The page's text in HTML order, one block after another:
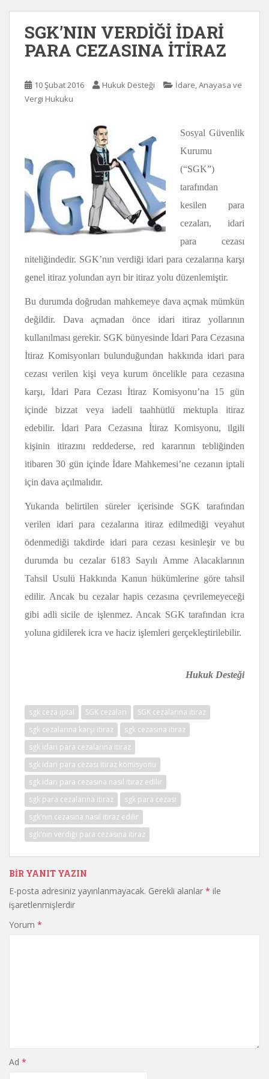
SGK’NIN VERDİĞİ İDARİ
PARA CEZASINA İTİRAZ
10 Şubat 2016 Hukuk Desteği
İdare, Anayasa ve
Vergi Hukuku
Sosyal Güvenlik
Kurumu
(“SGK”)
tarafından
kesilen para
cezaları, idari
para cezası
niteliğindedir. SGK’nın verdiği idari para cezalarına karşı
genel itiraz yolundan ayrı bir itiraz yolu düzenlemiştir.
Bu durumda doğrudan mahkemeye dava açmak mümkün
değildir. Dava açmadan önce idari itiraz yollarının
kullanılması gerekir. SGK bünyesinde İdari Para Cezasına
İtiraz Komisyonları bulunduğundan hakkında idari para
cezası verilen kişi veya kurum öncelikle para cezasına
karşı, İdari Para Cezası İtiraz Komisyonu’na 15 gün
içinde bizzat veya iadeli taahhütlü mektupla itiraz
edebilir. İdari Para Cezasına İtiraz Komisyonu, ilgili
kişinin itirazını reddederse, red kararının tebliğinden
itibaren 30 gün içinde İdare Mahkemesi’ne cezanın iptali
için dava açılmalıdır.
Yukarıda belirtilen süreler içerisinde SGK tarafından
verilen idari para cezalarına itiraz edilmediği veyahut
ödenmediği takdirde idari para cezası kesinleşir ve bu
durumda bu cezalar 6183 Sayılı Amme Alacaklarının
Tahsil Usulü Hakkında Kanun hükümlerine göre tahsil
edilir. Ancak bu cezalar hapis cezasına çevrilemeyeceği
gibi adli sicile de işlenmez. Ancak SGK tarafından icra
yoluna gidilerek icra ve haciz işlemleri gerçekleştirilebilir.
Hukuk Desteği
sgk ceza iptal SGK cezaları
SGK cezalarına itiraz
sgk cezalarına karşı itiraz
sgk cezasına itiraz
sgk idari para cezalarına itiraz
sgk idari para cezası itiraz komisyonu
sgk idari para cezasına nasıl itiraz edilir
sgk para cezalarına itiraz
sgk para cezası
sgk'nın cezasına nasıl itiraz edilir
sgk'nın verdiği para cezasına itiraz
BIR YANIT YAZIN
E-posta adresiniz yayınlanmayacak. Gerekli alanlar * ile
işaretlenmişlerdir
Yorum *
Ad *